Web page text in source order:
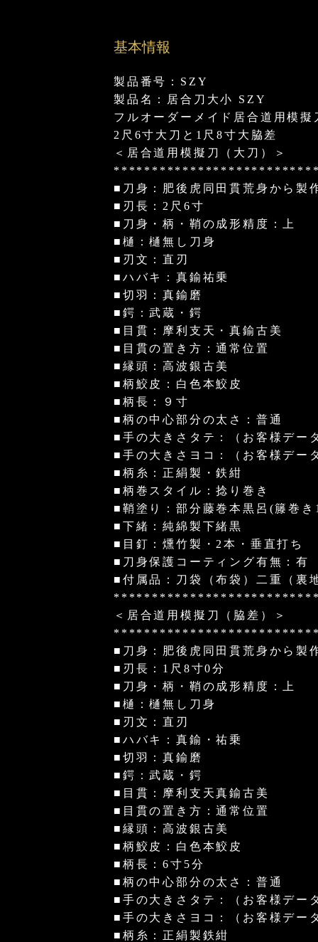
基本情報
製品番号：SZY
製品名：居合刀大小 SZY
フルオーダーメイド居合道用模擬
2尺6寸大刀と1尺8寸大脇差
＜居合道用模擬刀（大刀）＞
■刀身：肥後虎同田貫荒身から製
■刃長：2尺6寸
■刀身・柄・鞘の成形精度：上
■樋：樋無し刀身
■刃文：直刃
■ハバキ：真鍮祐乗
■切羽：真鍮磨
■鍔：武蔵・鍔
■目貫：摩利支天・真鍮古美
■目貫の置き方：通常位置
■縁頭：高波銀古美
■柄鮫皮：白色本鮫皮
■柄長：９寸
■柄の中心部分の太さ：普通
■手の大きさタテ：（お客様デー
■手の大きさヨコ：（お客様デー
■柄糸：正絹製・鉄紺
■柄巻スタイル：捻り巻き
■鞘塗り：部分藤巻本黒呂(籐巻
■下緒：純綿製下緒黒
■目釘：燻竹製・2本・垂直打ち
■刀身保護コーティング有無：有
■付属品：刀袋（布袋）二重（裏
＜居合道用模擬刀（脇差）＞
■刀身：肥後虎同田貫荒身から製
■刃長：1尺8寸0分
■刀身・柄・鞘の成形精度：上
■樋：樋無し刀身
■刃文：直刃
■ハバキ：真鍮・祐乗
■切羽：真鍮磨
■鍔：武蔵・鍔
■目貫：摩利支天真鍮古美
■目貫の置き方：通常位置
■縁頭：高波銀古美
■柄鮫皮：白色本鮫皮
■柄長：6寸5分
■柄の中心部分の太さ：普通
■手の大きさタテ：（お客様デー
■手の大きさヨコ：（お客様デー
■柄糸：正絹製鉄紺